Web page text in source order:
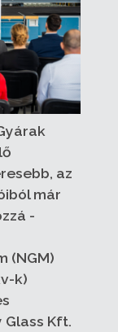
az
már
-
(NGM)
k)
Kft.